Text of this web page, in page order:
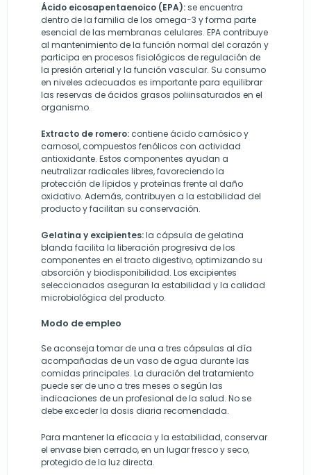
Ácido eicosapentaenoico (EPA):se encuentra
dentro de la familia de los omega-3 y forma parte
esencial de las membranas celulares. EPA contribuye
al mantenimiento de la función normal del corazón y
participa en procesos fisiológicos de regulación de
la presión arterial y la función vascular. Su consumo
en niveles adecuados es importante para equilibrar
las reservas de ácidos grasos poliinsaturados en el
organismo.
Extracto de romero: contiene ácido carnósico y
carnosol, compuestos fenólicos con actividad
antioxidante. Estos componentes ayudan a
neutralizar radicales libres, favoreciendo la
protección de lípidos y proteínas frente al daño
oxidativo. Además, contribuyen a la estabilidad del
producto y facilitan su conservación.
Gelatina y excipientes:la cápsula de gelatina
blanda facilita la liberación progresiva de los
componentes en el tracto digestivo, optimizando su
absorción y biodisponibilidad. Los excipientes
seleccionados aseguran la estabilidad y la calidad
microbiológica del producto.
Modo de empleo
Se aconseja tomar de una a tres cápsulas al día
acompañadas de un vaso de agua durante las
comidas principales. La duración del tratamiento
puede ser de uno a tres meses o según las
indicaciones de un profesional de la salud. No se
debe exceder la dosis diaria recomendada.
Para mantener la eficacia y la estabilidad, conservar
el envase bien cerrado, en un lugar fresco y seco,
protegido de la luz directa.